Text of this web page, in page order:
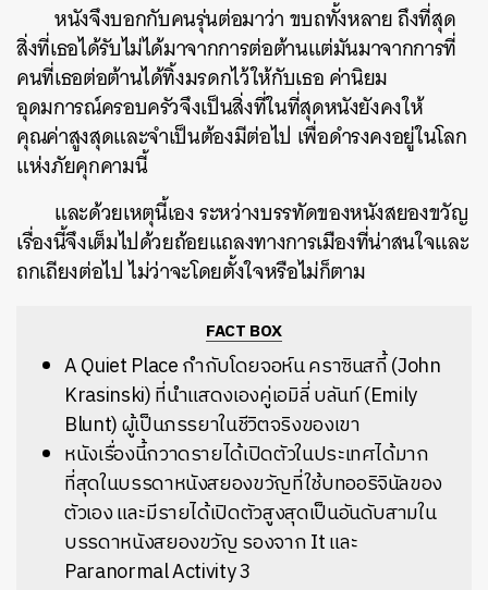
หนังจึงบอกกับคนรุ่นต่อมาว่า ขบถทั้งหลาย ถึงที่สุด
สิ่งที่เธอได้รับไม่ได้มาจากการต่อต้านแต่มันมาจากการที่
คนที่เธอต่อต้านได้ทิ้งมรดกไว้ให้กับเธอ ค่านิยม
อุดมการณ์ครอบครัวจึงเป็นสิ่งที่ในที่สุดหนังยังคงให้
คุณค่าสูงสุดและจำเป็นต้องมีต่อไป เพื่อดำรงคงอยู่ในโลก
แห่งภัยคุกคามนี้
และด้วยเหตุนี้เอง ระหว่างบรรทัดของหนังสยองขวัญ
เรื่องนี้จึงเต็มไปด้วยถ้อยแถลงทางการเมืองที่น่าสนใจและ
ถกเถียงต่อไป ไม่ว่าจะโดยตั้งใจหรือไม่ก็ตาม
FACT BOX
A Quiet Place กำกับโดยจอห์น คราซินสกี้ (John
Krasinski) ที่นำแสดงเองคู่เอมิลี่ บลันท์ (Emily
Blunt) ผู้เป็นภรรยาในชีวิตจริงของเขา
หนังเรื่องนี้กวาดรายได้เปิดตัวในประเทศได้มาก
ที่สุดในบรรดาหนังสยองขวัญที่ใช้บทออริจินัลของ
ตัวเอง และมีรายได้เปิดตัวสูงสุดเป็นอันดับสามใน
บรรดาหนังสยองขวัญ รองจาก It และ
Paranormal Activity 3